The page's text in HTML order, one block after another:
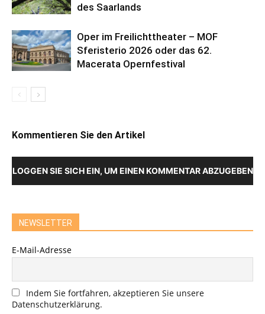
des Saarlands
Oper im Freilichttheater – MOF
Sferisterio 2026 oder das 62.
Macerata Opernfestival
Kommentieren Sie den Artikel
LOGGEN SIE SICH EIN, UM EINEN KOMMENTAR ABZUGEBEN
NEWSLETTER
E-Mail-Adresse
Indem Sie fortfahren, akzeptieren Sie unsere
Datenschutzerklärung.